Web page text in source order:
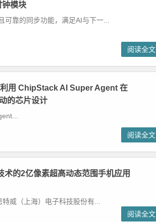
模块
可靠的同步功能，满足AI与下一...
阅读全文
用 ChipStack AI Super Agent 在
的芯片设计
阅读全文
术的2亿像素超高动态范围手机应用
威（上海）电子科技股份有...
阅读全文